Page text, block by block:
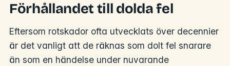
Förhållandet till dolda fel
Eftersom rotskador ofta utvecklats över decennier
är det vanligt att de räknas som dolt fel snarare
än som en händelse under nuvarande